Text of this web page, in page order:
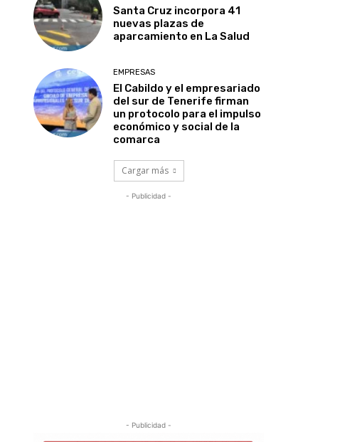
Santa Cruz incorpora 41
nuevas plazas de
aparcamiento en La Salud
EMPRESAS
El Cabildo y el empresariado
del sur de Tenerife firman
un protocolo para el impulso
económico y social de la
comarca
Cargar más
- Publicidad -
- Publicidad -